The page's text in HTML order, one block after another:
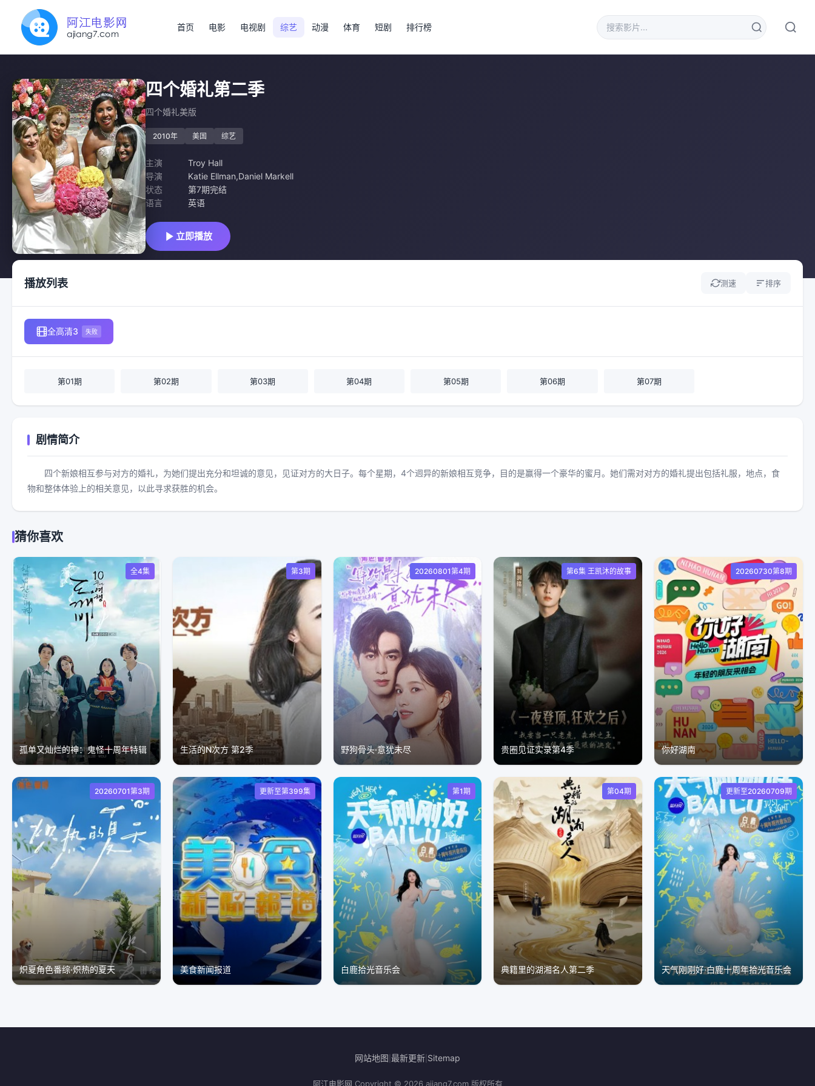
首页 电影 电视剧 综艺 动漫 体育 短剧 排行榜
四个婚礼第二季
四个婚礼美版
2010年 美国 综艺
主演
Troy Hall
导演
Katie Ellman,Daniel Markell
状态
第7期完结
语言
英语
立即播放
播放列表 测速 排序
全高清3 失败
第01期 第02期 第03期 第04期 第05期 第06期 第07期
剧情简介
四个新娘相互参与对方的婚礼，为她们提出充分和坦诚的意见，见证对方的大日子。每个星期，4个迥异的新娘相互竞争，目的是赢得一个豪华的蜜月。她们需对对方的婚礼提出包括礼服，地点，食
物和整体体验上的相关意见，以此寻求获胜的机会。
猜你喜欢
全4集
孤单又灿烂的神：鬼怪十周年特辑
第3期
生活的N次方 第2季
20260801第4期
野狗骨头·意犹未尽
第6集 王凯沐的故事
贵圈见证实录第4季
20260730第8期
你好湖南​
20260701第3期
炽夏角色番综·炽热的夏天
更新至第399集
美食新闻报道
第1期
白鹿拾光音乐会
第04期
典籍里的湖湘名人第二季
更新至20260709期
天气刚刚好·白鹿十周年拾光音乐会
网站地图 最新更新 Sitemap
阿江电影网 Copyright © 2026 ajiang7.com 版权所有